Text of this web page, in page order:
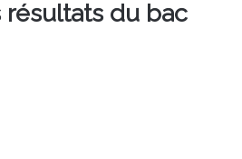
résultats du bac